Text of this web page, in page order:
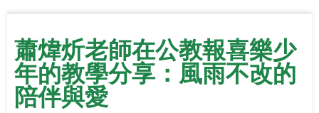
蕭煒炘老師在公教報喜樂少
年的教學分享：風雨不改的
陪伴與愛